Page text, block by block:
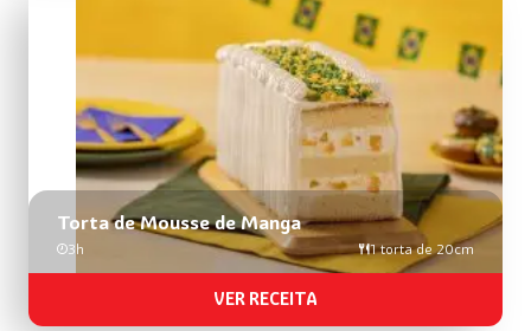
Torta de Mousse de Manga
3h 1 torta de 20cm
VER RECEITA